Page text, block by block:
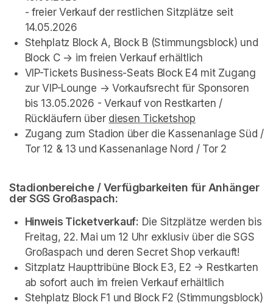
- freier Verkauf der restlichen Sitzplätze seit
14.05.2026
Stehplatz Block A, Block B (Stimmungsblock) und
Block C -> im freien Verkauf erhältlich
VIP-Tickets Business-Seats Block E4 mit Zugang
zur VIP-Lounge -> Vorkaufsrecht für Sponsoren
bis 13.05.2026 - Verkauf von Restkarten /
Rückläufern über diesen Ticketshop
Zugang zum Stadion über die Kassenanlage Süd /
Tor 12 & 13 und Kassenanlage Nord / Tor 2
Stadionbereiche / Verfügbarkeiten für Anhänger
der SGS Großaspach:
Hinweis Ticketverkauf: Die Sitzplätze werden bis
Freitag, 22. Mai um 12 Uhr exklusiv über die SGS
Großaspach und deren Secret Shop verkauft!
Sitzplatz Haupttribüne Block E3, E2 -> Restkarten
ab sofort auch im freien Verkauf erhältlich
Stehplatz Block F1 und Block F2 (Stimmungsblock)